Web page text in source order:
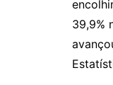
39,9%